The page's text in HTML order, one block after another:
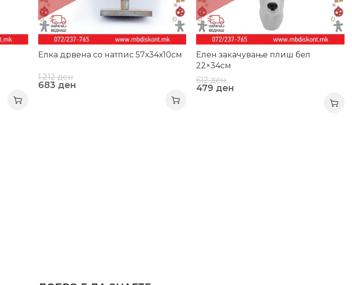
Елка дрвена со натпис 57х34х10см
1.212ден
683 ден
Елен закачување плиш бел
22×34см
612ден
479 ден